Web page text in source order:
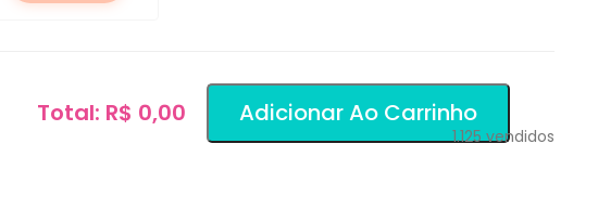
Total: R$ 0,00 Adicionar Ao Carrinho
1.125vendidos